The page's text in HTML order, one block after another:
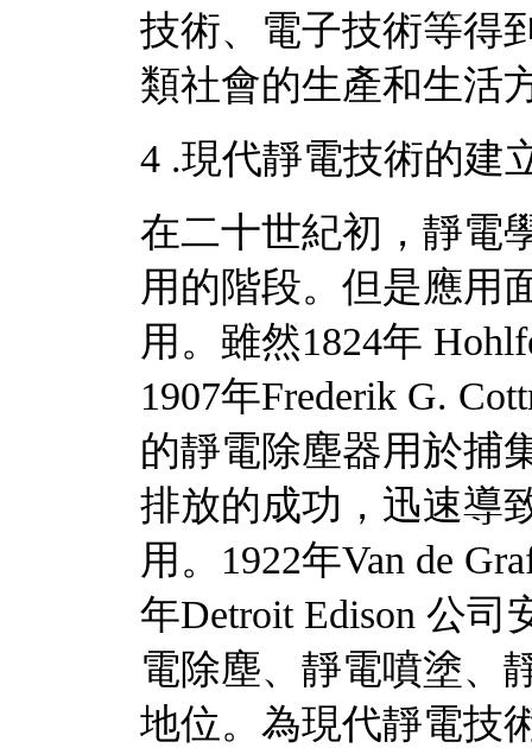
技術、電子技術等得
類社會的生產和生活
4 .現代靜電技術的建
在二十世紀初，靜電
用的階段。但是應用
用。雖然1824年
1907年Frederik G.
的靜電除塵器用於捕
排放的成功，迅速導
用。1922年Van de
年Detroit Edison 公
電除塵、靜電噴塗、
地位。為現代靜電技